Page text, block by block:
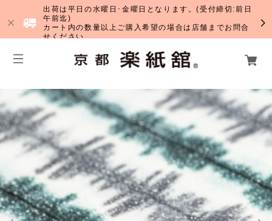
出荷は平日の水曜日･金曜日となります。(受付締切:前日
午前迄)
カート内の数量以上ご購入希望の場合は店舗までお問合
せください。